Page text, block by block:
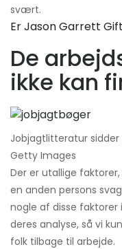
svært.
Er Jason Garrett
De
ikke kan
Jobjagtlitteratur
Getty Images
Der er utallige
en anden persons
nogle af disse
deres analyse, så vi
folk tilbage til arbejde.